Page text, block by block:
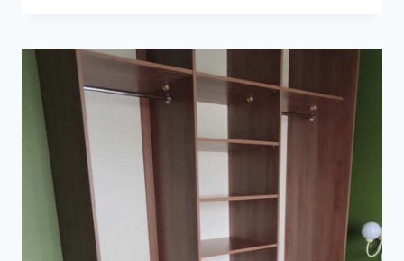
TENDENCIJOS:
INOVATYVIŲ
IDĖJŲ
JŪSŲ
NAMAMS